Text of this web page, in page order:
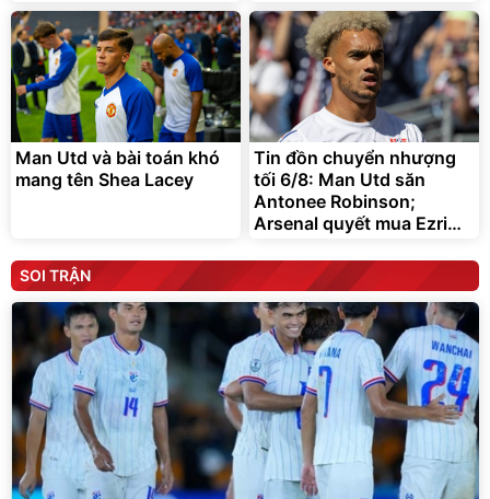
Man Utd và bài toán khó
mang tên Shea Lacey
Tin đồn chuyển nhượng
tối 6/8: Man Utd săn
Antonee Robinson;
Arsenal quyết mua Ezri
SOI TRẬN